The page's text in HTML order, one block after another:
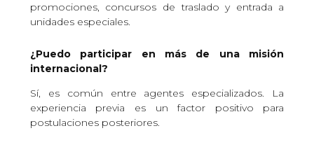
promociones, concursos de traslado y entrada a
unidades especiales.
¿Puedo participar en más de una misión
internacional?
Sí, es común entre agentes especializados. La
experiencia previa es un factor positivo para
postulaciones posteriores.